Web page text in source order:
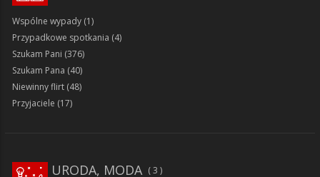
Wspólne wypady (1)
Przypadkowe spotkania (4)
Szukam Pani (376)
Szukam Pana (40)
Niewinny flirt (48)
Przyjaciele (17)
URODA, MODA 3